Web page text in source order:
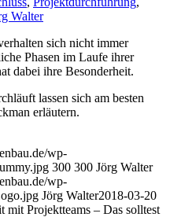
Walter
sich nicht immer
Phasen im Laufe ihrer
dabei ihre Besonderheit.
lassen sich am besten
erläutern.
wp-
300 300 Jörg Walter
wp-
Jörg Walter2018-03-20
mit Projektteams – Das solltest